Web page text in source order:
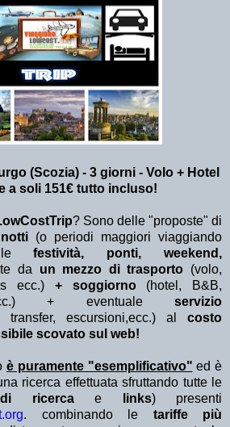
(Scozia) - 3 giorni - Volo + Hotel
a soli 151€ tutto incluso!
? Sono delle "proposte" di
(o periodi maggiori viaggiando
lefestività, ponti, weekend,
da un mezzo di trasporto (volo,
ecc.) + soggiorno(hotel, B&B,
ecc.) + eventuale servizio
transfer, escursioni,ecc.) al costo
scovato sul web!
è puramente "esemplificativo" ed è
ricerca effettuata sfruttando tutte le
ricerca e links) presenti
. combinando le tariffe più